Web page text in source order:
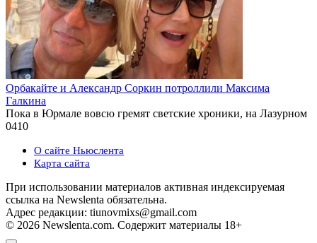
Орбакайте и Александр Соркин потроллили Максима
Галкина
Пока в Юрмале вовсю гремят светские хроники, на Лазурном
0410
О сайте Ньюслента
Карта сайта
При использовании материалов активная индексируемая
ссылка на Newslenta обязательна.
Адрес редакции: tiunovmixs@gmail.com
© 2026 Newslenta.com. Содержит материалы 18+